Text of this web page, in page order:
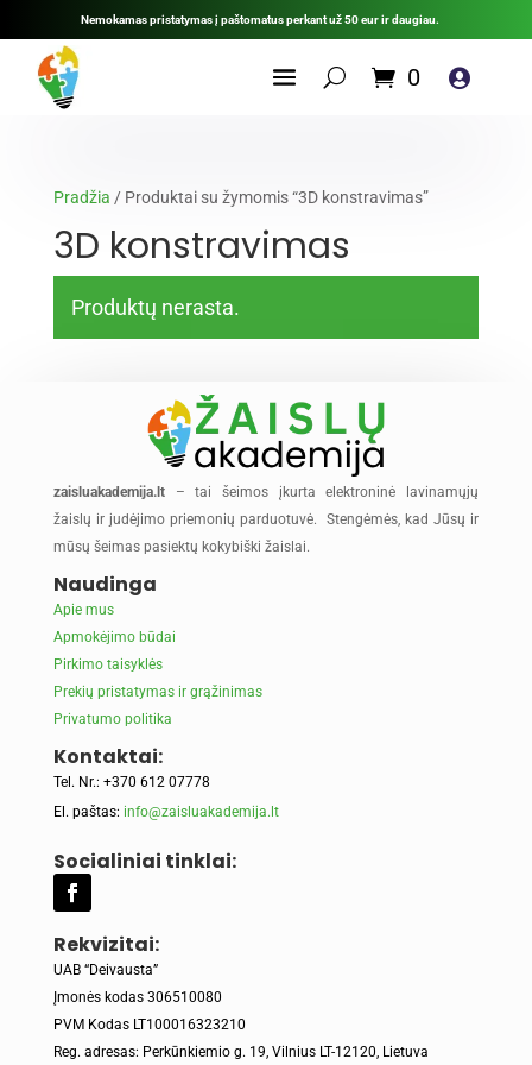
Nemokamas pristatymas į paštomatus perkant už 50 eur ir daugiau.
0 
Pradžia / Produktai su žymomis “3D konstravimas”
3D konstravimas
Produktų nerasta.
zaisluakademija.lt
– tai šeimos įkurta elektroninė lavinamųjų
žaislų ir judėjimo priemonių parduotuvė. Stengėmės, kad Jūsų ir
mūsų šeimas pasiektų kokybiški žaislai.
Naudinga
Apie mus
Apmokėjimo būdai
Pirkimo taisyklės
Prekių pristatymas ir grąžinimas
Privatumo politika
Kontaktai:
Tel. Nr.: +370 612 07778
El. paštas: info@zaisluakademija.lt
Socialiniai tinklai:
Rekvizitai:
UAB “Deivausta”
Įmonės kodas 306510080
PVM Kodas LT100016323210
Reg. adresas: Perkūnkiemio g. 19, Vilnius LT-12120, Lietuva